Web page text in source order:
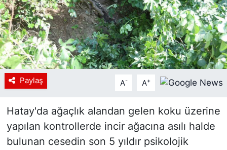
Paylaş A- A+
Hatay'da ağaçlık alandan gelen koku üzerine
yapılan kontrollerde incir ağacına asılı halde
bulunan cesedin son 5 yıldır psikolojik